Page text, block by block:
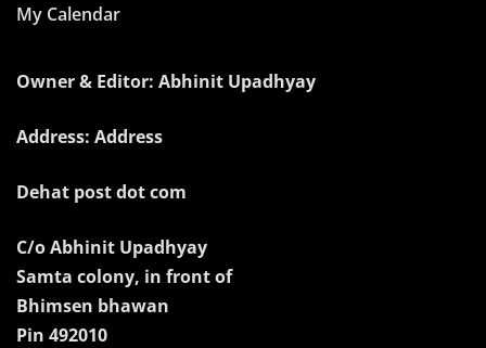
My Calendar
Owner & Editor: Abhinit Upadhyay
Address: Address
Dehat post dot com
C/o Abhinit Upadhyay
Samta colony, in front of
Bhimsen bhawan
Pin 492010